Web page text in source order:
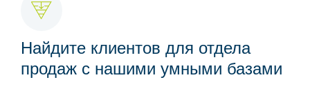
Найдите клиентов для отдела
продаж с нашими умными базами